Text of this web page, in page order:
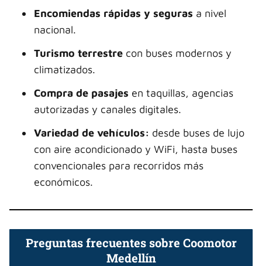
Encomiendas rápidas y seguras a nivel
nacional.
Turismo terrestre con buses modernos y
climatizados.
Compra de pasajes en taquillas, agencias
autorizadas y canales digitales.
Variedad de vehículos: desde buses de lujo
con aire acondicionado y WiFi, hasta buses
convencionales para recorridos más
económicos.
Preguntas frecuentes sobre Coomotor
Medellín